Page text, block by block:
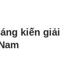
kiến giải